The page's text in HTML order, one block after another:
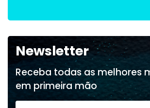
Newsletter
Receba todas as melhores
em primeira mão